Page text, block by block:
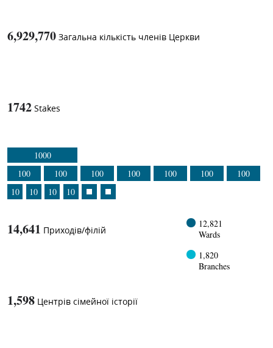
6,929,770 Загальна кількість членів Церкви
1742 Stakes
1000
100
100 100 100 100 100
100
10
10 10 10
14,641 Приходів/філій
12,821
Wards
1,820
Branches
1,598 Центрів сімейної історії